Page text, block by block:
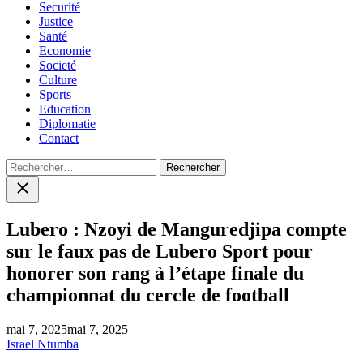
Securité
Justice
Santé
Economie
Societé
Culture
Sports
Education
Diplomatie
Contact
Rechercher :
Close
search
Lubero : Nzoyi de Manguredjipa compte
sur le faux pas de Lubero Sport pour
honorer son rang à l’étape finale du
championnat du cercle de football
mai 7, 2025mai 7, 2025
Israel Ntumba